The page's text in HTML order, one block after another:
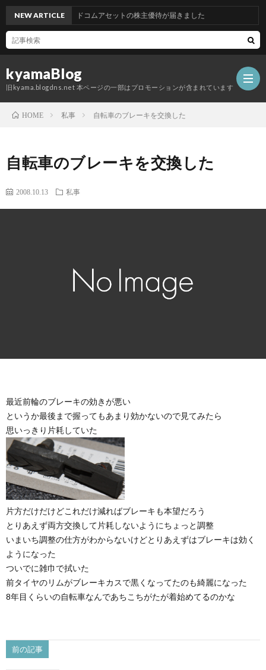
kyamaBlog
旧kyama.blogdns.net 本ページの一部はプロモーションが含まれています
NEW ARTICLEグッドコムアセットの株主優待が届きました
HOME 私事 自転車のブレーキを交換した
自転車のブレーキを交換した
2008.10.13 私事
最近前輪のブレーキの効きが悪い
というか最後まで握ってもあまり効かないので見てみたら
思いっきり片耗していた
片方だけだけどこれだけ減ればブレーキも本望だろう
とりあえず両方交換して片耗しないようにちょっと調整
いまいち調整の仕方がわからないけどとりあえずはブレーキは効く
ようになった
ついでに雑巾で拭いた
前タイヤのリムがブレーキカスで黒くなってたのも綺麗になった
8年目くらいの自転車なんであちこちがたが着始めてるのかな
前の記事